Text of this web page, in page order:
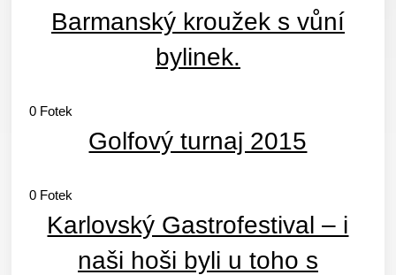
Barmanský kroužek s vůní
bylinek.
0 Fotek
Golfový turnaj 2015
0 Fotek
Karlovský Gastrofestival – i
naši hoši byli u toho s